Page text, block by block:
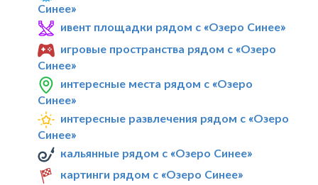
Синее»
ивент площадки рядом с «Озеро Синее»
игровые пространства рядом с «Озеро
Синее»
интересные места рядом с «Озеро
Синее»
интересные развлечения рядом с «Озеро
Синее»
кальянные рядом с «Озеро Синее»
картинги рядом с «Озеро Синее»